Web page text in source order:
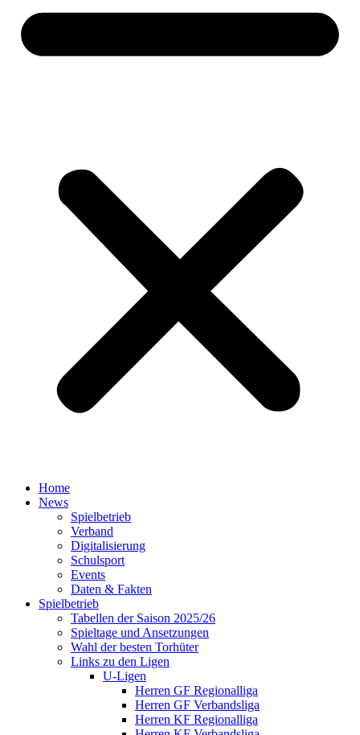
Home
News
Spielbetrieb
Verband
Digitalisierung
Schulsport
Events
Daten & Fakten
Spielbetrieb
Tabellen der Saison 2025/26
Spieltage und Ansetzungen
Wahl der besten Torhüter
Links zu den Ligen
U-Ligen
Herren GF Regionalliga
Herren GF Verbandsliga
Herren KF Regionalliga